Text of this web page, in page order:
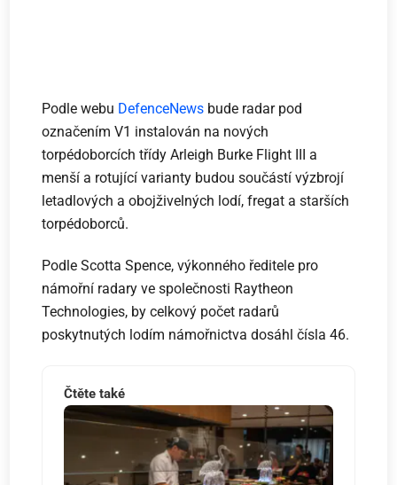
Podle webu DefenceNews bude radar pod
označením V1 instalován na nových
torpédoborcích třídy Arleigh Burke Flight III a
menší a rotující varianty budou součástí výzbrojí
letadlových a obojživelných lodí, fregat a starších
torpédoborců.
Podle Scotta Spence, výkonného ředitele pro
námořní radary ve společnosti Raytheon
Technologies, by celkový počet radarů
poskytnutých lodím námořnictva dosáhl čísla 46.
Čtěte také